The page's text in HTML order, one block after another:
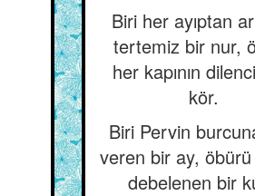
Biri her ayıptan
tertemiz bir nur,
her kapının
kör.
Biri Pervin
veren bir ay, öbürü
debelenen bir